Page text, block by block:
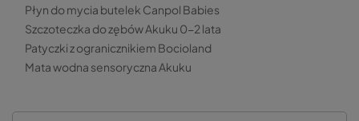
Płyn do mycia butelek Canpol Babies
Szczoteczka do zębów Akuku 0-2 lata
Patyczki z ogranicznikiem Bocioland
Mata wodna sensoryczna Akuku